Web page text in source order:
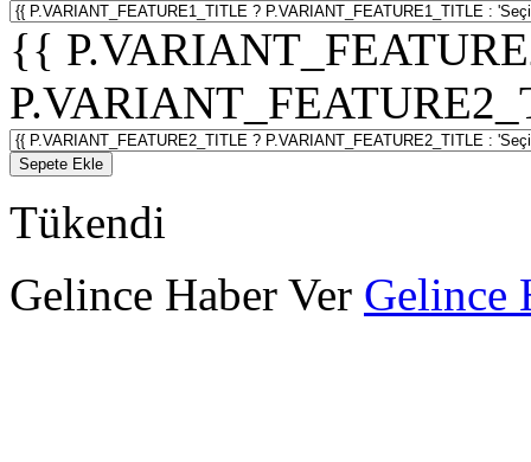
{{
Sepete Ekle
Tükendi
Gelince Haber Ver Gelince